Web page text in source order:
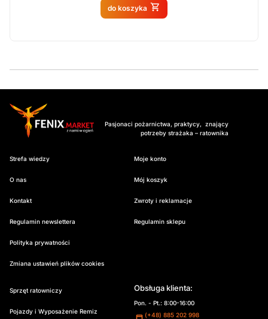
do koszyka
Produkt dostępny na
Pasjonaci pożarnictwa, praktycy, znający
potrzeby strażaka – ratownika
Strefa wiedzy
O nas
Kontakt
Regulamin newslettera
Polityka prywatności
Zmiana ustawień plików cookies
Moje konto
Mój koszyk
Zwroty i reklamacje
Regulamin sklepu
Sprzęt ratowniczy
Pojazdy i Wyposażenie Remiz
Obsługa klienta:
Pon. - Pt.: 8:00-16:00
(+48) 885 202 998